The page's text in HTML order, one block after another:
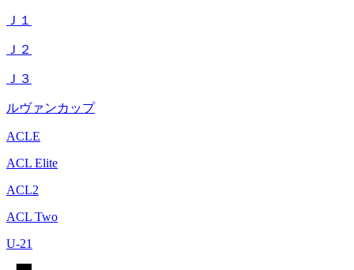
Ｊ１
Ｊ２
Ｊ３
ルヴァンカップ
ACLE
ACL Elite
ACL2
ACL Two
U-21